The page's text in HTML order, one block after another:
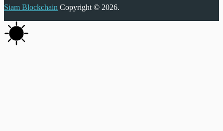
Siam Blockchain Copyright © 2026.